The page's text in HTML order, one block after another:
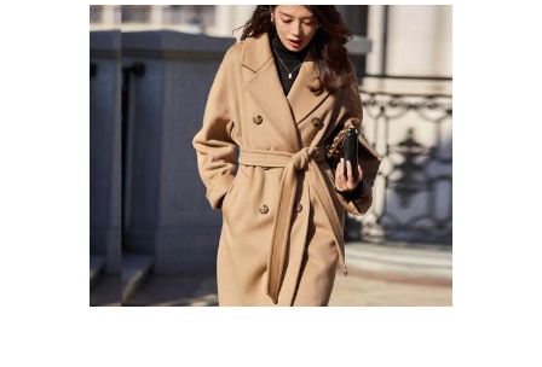
Образа с пальто Модные образа
Осенний гардероб Превосходные образа
Осенние куртки